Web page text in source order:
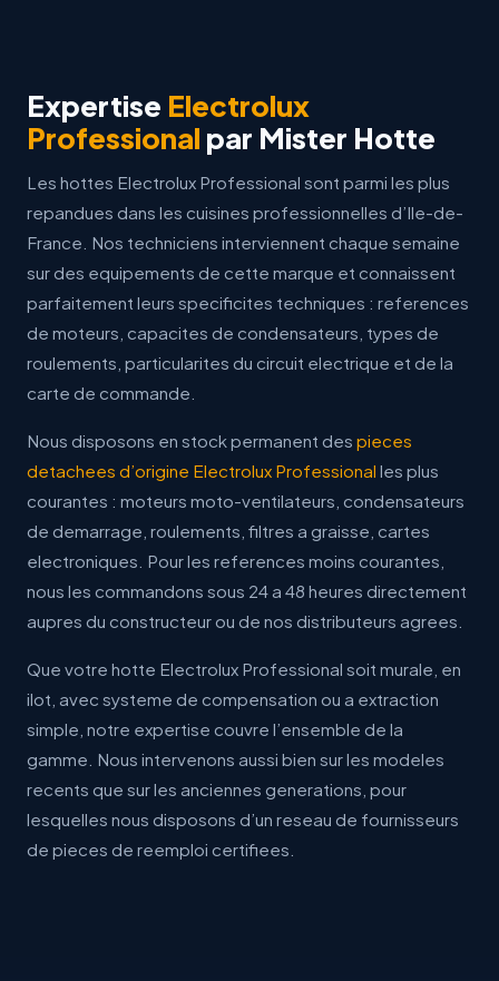
Expertise Electrolux
Professional par Mister Hotte
Les hottes Electrolux Professional sont parmi les plus
repandues dans les cuisines professionnelles d’Ile-de-
France. Nos techniciens interviennent chaque semaine
sur des equipements de cette marque et connaissent
parfaitement leurs specificites techniques : references
de moteurs, capacites de condensateurs, types de
roulements, particularites du circuit electrique et de la
carte de commande.
Nous disposons en stock permanent des pieces
detachees d’origine Electrolux Professional les plus
courantes : moteurs moto-ventilateurs, condensateurs
de demarrage, roulements, filtres a graisse, cartes
electroniques. Pour les references moins courantes,
nous les commandons sous 24 a 48 heures directement
aupres du constructeur ou de nos distributeurs agrees.
Que votre hotte Electrolux Professional soit murale, en
ilot, avec systeme de compensation ou a extraction
simple, notre expertise couvre l’ensemble de la
gamme. Nous intervenons aussi bien sur les modeles
recents que sur les anciennes generations, pour
lesquelles nous disposons d’un reseau de fournisseurs
de pieces de reemploi certifiees.